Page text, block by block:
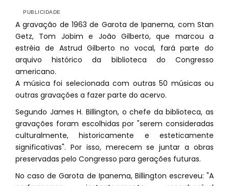
A gravação de 1963 de Garota de Ipanema, com Stan
Getz, Tom Jobim e João Gilberto, que marcou a
estréia de Astrud Gilberto no vocal, fará parte do
arquivo histórico da biblioteca do Congresso
americano.
A música foi selecionada com outras 50 músicas ou
outras gravações a fazer parte do acervo.
Segundo James H. Billington, o chefe da biblioteca, as
gravações foram escolhidas por "serem consideradas
culturalmente, historicamente e esteticamente
significativas". Por isso, merecem se juntar a obras
preservadas pelo Congresso para gerações futuras.
No caso de Garota de Ipanema, Billington escreveu: "A